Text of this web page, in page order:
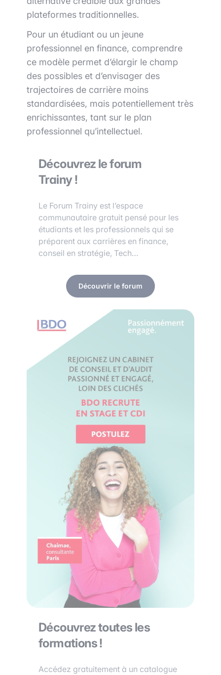
plateformes traditionnelles.
Pour un étudiant ou un jeune
professionnel en finance, comprendre
ce modèle permet d’élargir le champ
des possibles et d’envisager des
trajectoires de carrière moins
standardisées, mais potentiellement très
enrichissantes, tant sur le plan
professionnel qu’intellectuel.
Découvrez le forum
Trainy !
Le Forum Trainy est l’espace
communautaire gratuit pensé pour les
étudiants et les professionnels qui se
préparent aux carrières en finance,
conseil en stratégie, Tech…
Découvrir le forum
Découvrez toutes les
formations !
Accédez gratuitement à un catalogue